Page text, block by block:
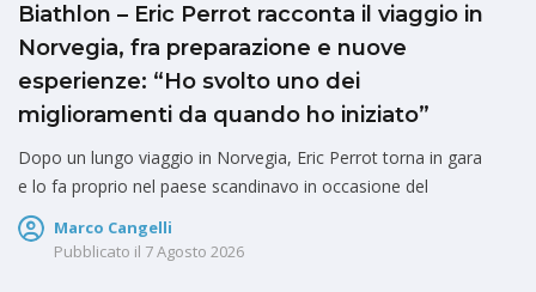
Biathlon – Eric Perrot racconta il viaggio in
Norvegia, fra preparazione e nuove
esperienze: “Ho svolto uno dei
miglioramenti da quando ho iniziato”
Dopo un lungo viaggio in Norvegia, Eric Perrot torna in gara
e lo fa proprio nel paese scandinavo in occasione del
Marco Cangelli
Pubblicato il 7 Agosto 2026